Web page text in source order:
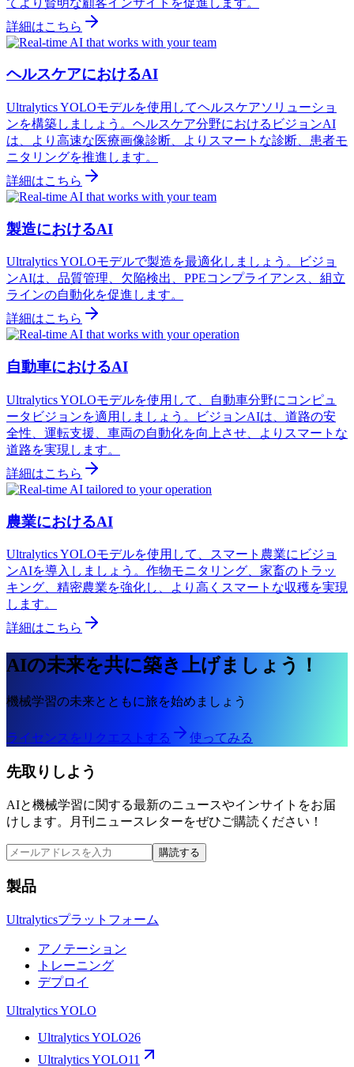
詳細はこちら
ヘルスケアにおけるAI
Ultralytics YOLOモデルを使用してヘルスケアソリューショ
ンを構築しましょう。ヘルスケア分野におけるビジョンAI
は、より高速な医療画像診断、よりスマートな診断、患者モ
ニタリングを推進します。
詳細はこちら
製造におけるAI
Ultralytics YOLOモデルで製造を最適化しましょう。ビジョ
ンAIは、品質管理、欠陥検出、PPEコンプライアンス、組立
ラインの自動化を促進します。
詳細はこちら
自動車におけるAI
Ultralytics YOLOモデルを使用して、自動車分野にコンピュ
ータビジョンを適用しましょう。ビジョンAIは、道路の安
全性、運転支援、車両の自動化を向上させ、よりスマートな
道路を実現します。
詳細はこちら
農業におけるAI
Ultralytics YOLOモデルを使用して、スマート農業にビジョ
ンAIを導入しましょう。作物モニタリング、家畜のトラッ
キング、精密農業を強化し、より高くスマートな収穫を実現
します。
詳細はこちら
AIの未来を共に築き上げましょう！
機械学習の未来とともに旅を始めましょう
ライセンスをリクエストする 使ってみる
先取りしよう
AIと機械学習に関する最新のニュースやインサイトをお届
けします。月刊ニュースレターをぜひご購読ください！
購読する
製品
Ultralyticsプラットフォーム
アノテーション
トレーニング
デプロイ
Ultralytics YOLO
Ultralytics YOLO26
Ultralytics YOLO11